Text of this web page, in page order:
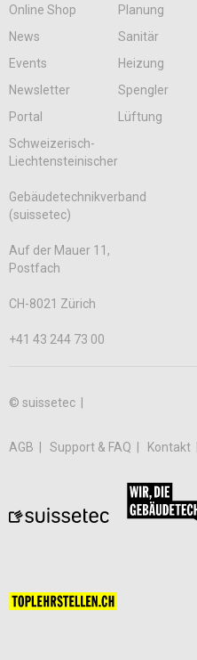
Online Shop
Planung
News
Sanitär
Events
Heizung
Newsletter
Spengler
Portal
Lüftung
Schweizerisch-
Liechtensteinischer
Gebäudetechnikverband
(suissetec)
Auf der Mauer 11,
Postfach
CH-8021 Zürich
+41 43 244 73 00
© suissetec |
AGB Support & FAQ Kontakt